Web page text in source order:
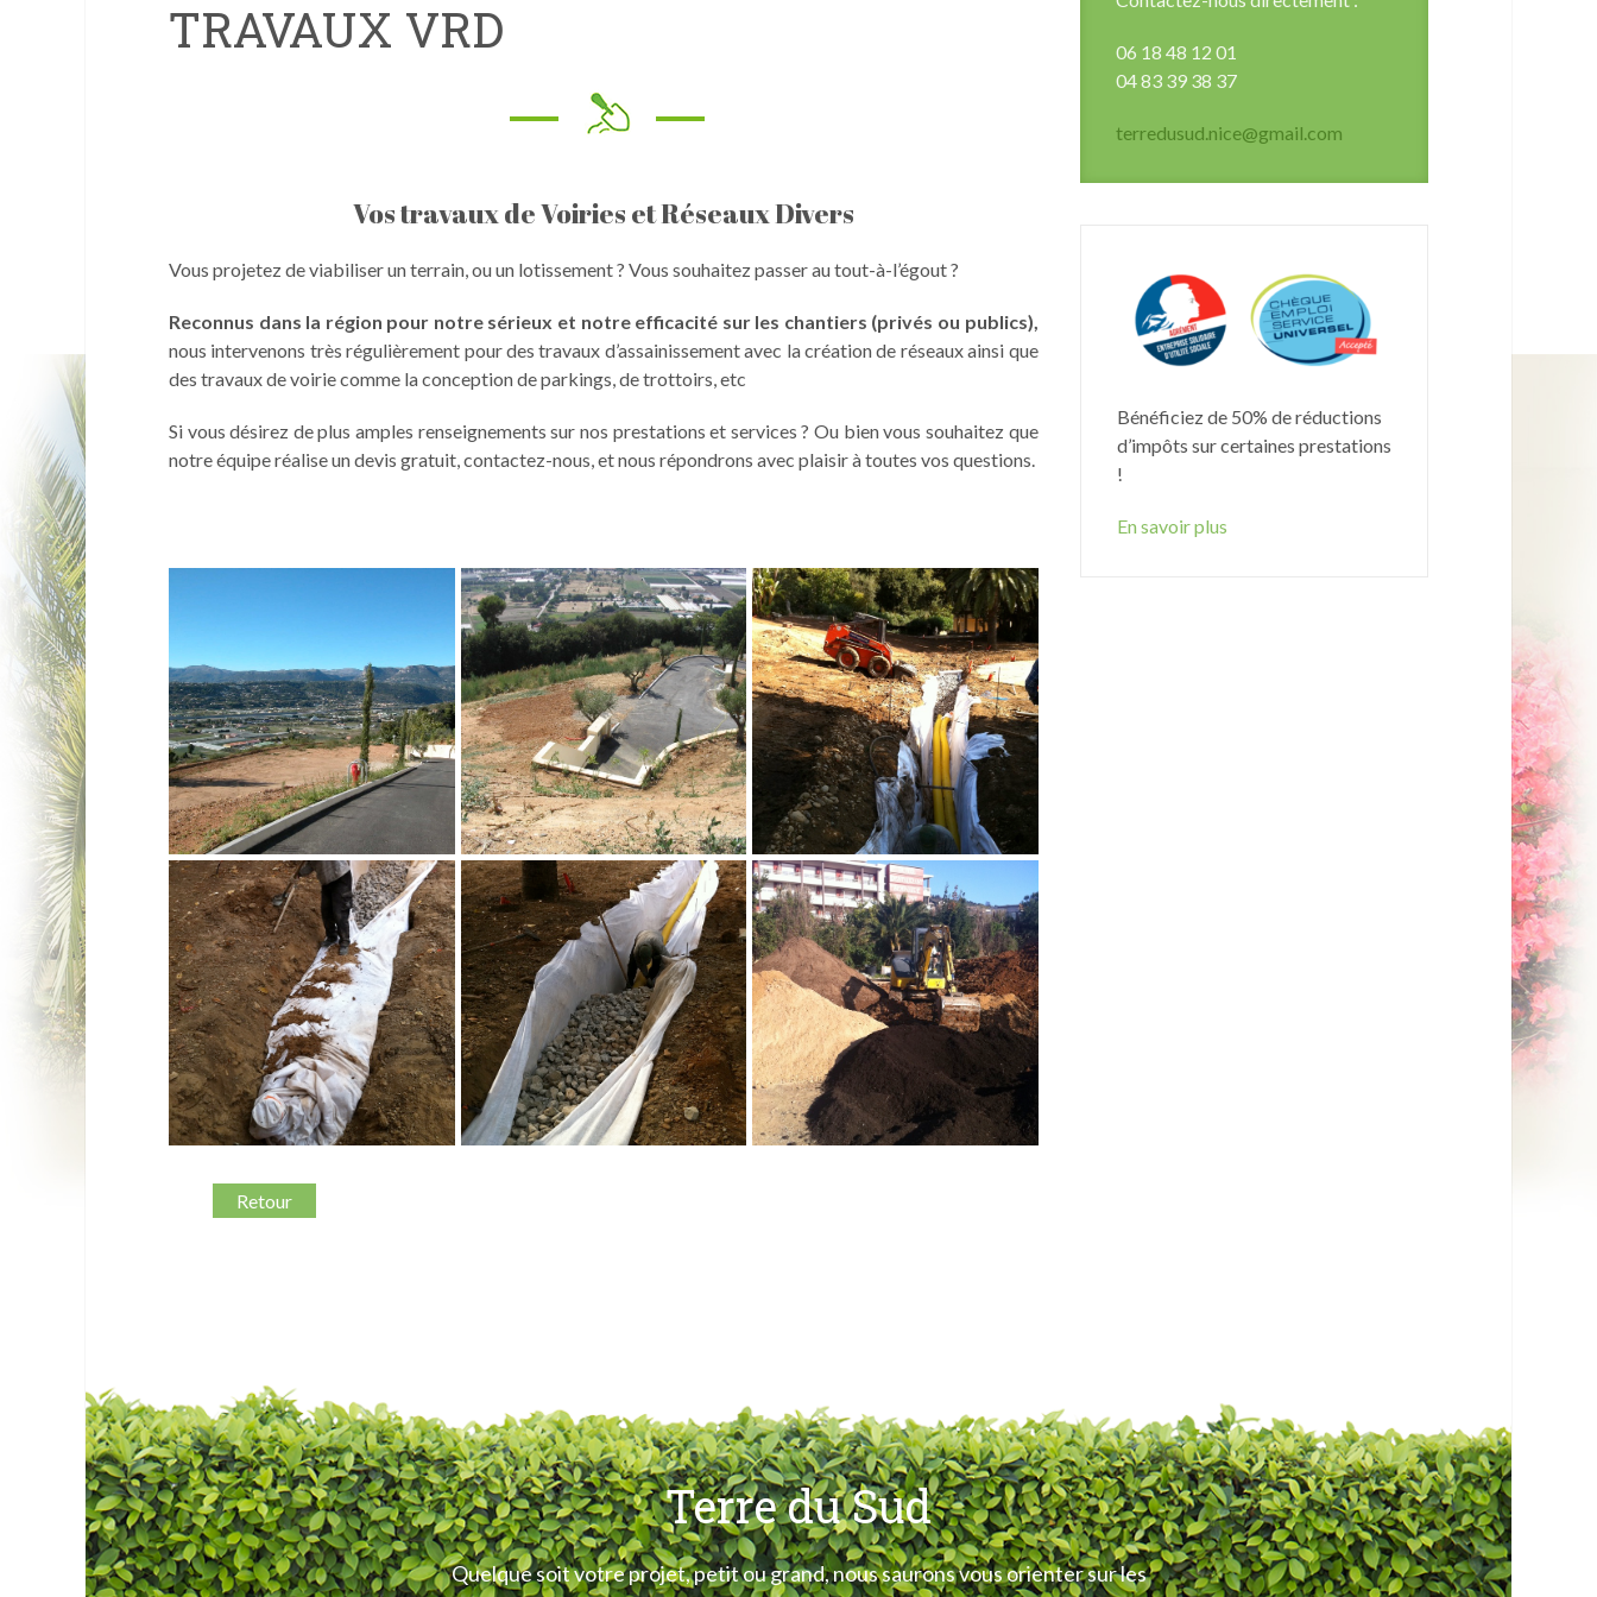
TRAVAUX VRD
Vos travaux de Voiries et Réseaux Divers
Vous projetez de viabiliser un terrain, ou un lotissement ? Vous souhaitez passer au tout-à-l’égout ?
Reconnus dans la région pour notre sérieux et notre efficacité sur les chantiers (privés ou publics),
nous intervenons très régulièrement pour des travaux d’assainissement avec la création de réseaux ainsi que
des travaux de voirie comme la conception de parkings, de trottoirs, etc
Si vous désirez de plus amples renseignements sur nos prestations et services ? Ou bien vous souhaitez que
notre équipe réalise un devis gratuit, contactez-nous, et nous répondrons avec plaisir à toutes vos questions.
Retour
06 18 48 12 01
04 83 39 38 37
terredusud.nice@gmail.com
Bénéficiez de 50% de réductions
d’impôts sur certaines prestations
!
En savoir plus
Terre du Sud
Quelque soit votre projet, petit ou grand, nous saurons vous orienter sur les